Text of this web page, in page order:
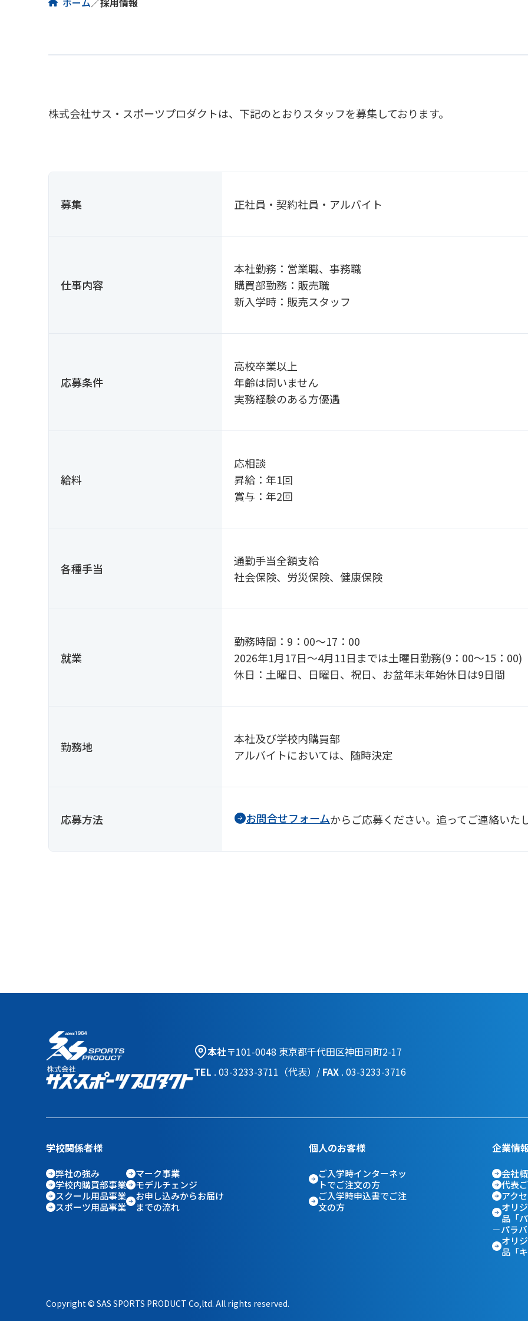
株式会社サス・スポーツプロダクトは、下記のとおりスタッフを募集しております。
募集 正社員・契約社員・アルバイト
仕事内容
本社勤務：営業職、事務職
購買部勤務：販売職
新入学時：販売スタッフ
応募条件
高校卒業以上
年齢は問いません
実務経験のある方優遇
給料
応相談
昇給：年1回
賞与：年2回
各種手当
通勤手当全額支給
社会保険、労災保険、健康保険
就業
勤務時間：9：00～17：00
2026年1月17日～4月11日までは土曜日勤務(9：00～15：00)
休日：土曜日、日曜日、祝日、お盆年末年始休日は9日間
勤務地
本社及び学校内購買部
アルバイトにおいては、随時決定
応募方法 お問合せフォームからご応募ください。追ってご連絡いた
本社〒101-0048 東京都千代田区神田司町2-17
TEL . 03-3233-3711（代表）/ FAX . 03-3233-3716
学校関係者様
弊社の強み
学校内購買部事業
スクール用品事業
スポーツ用品事業
マーク事業
モデルチェンジ
お申し込みからお届け
までの流れ
個人のお客様
ご入学時インターネッ
トでご注文の方
ご入学時申込書でご注
文の方
企業情
会社
代表
アク
オリ
品「
－パラ
オリ
品「
Copyright © SAS SPORTS PRODUCT Co,ltd. All rights reserved.